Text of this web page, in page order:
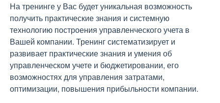
На тренинге у Вас будет уникальная возможность
получить практические знания и системную
технологию построения управленческого учета в
Вашей компании. Тренинг систематизирует и
развивает практические знания и умения об
управленческом учете и бюджетировании, его
возможностях для управления затратами,
оптимизации, повышения прибыльности компании.